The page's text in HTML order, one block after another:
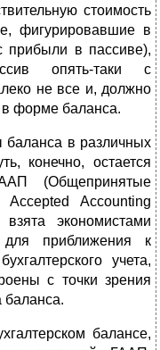
стоимость
фигурировавшие в
прибыли в пассиве),
опять-таки с
не все и, должно
форме баланса.
в различных
конечно, остается
(Общепринятые
Accounting
экономистами
приближения к
учета,
с точки зрения
баланса.
балансе,